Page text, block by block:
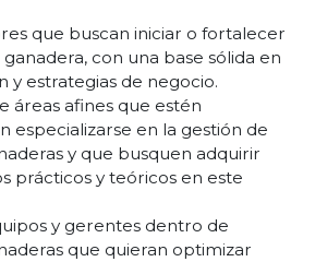
que buscan iniciar o fortalecer
con una base sólida en
y estrategias de negocio.
áreas afines que estén
especializarse en la gestión de
y que busquen adquirir
prácticos y teóricos en este
y gerentes dentro de
que quieran optimizar